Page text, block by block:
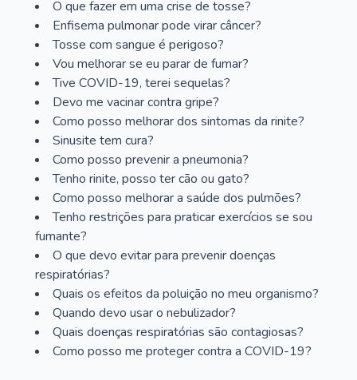
O que fazer em uma crise de tosse?
Enfisema pulmonar pode virar câncer?
Tosse com sangue é perigoso?
Vou melhorar se eu parar de fumar?
Tive COVID-19, terei sequelas?
Devo me vacinar contra gripe?
Como posso melhorar dos sintomas da rinite?
Sinusite tem cura?
Como posso prevenir a pneumonia?
Tenho rinite, posso ter cão ou gato?
Como posso melhorar a saúde dos pulmões?
Tenho restrições para praticar exercícios se sou
fumante?
O que devo evitar para prevenir doenças
respiratórias?
Quais os efeitos da poluição no meu organismo?
Quando devo usar o nebulizador?
Quais doenças respiratórias são contagiosas?
Como posso me proteger contra a COVID-19?